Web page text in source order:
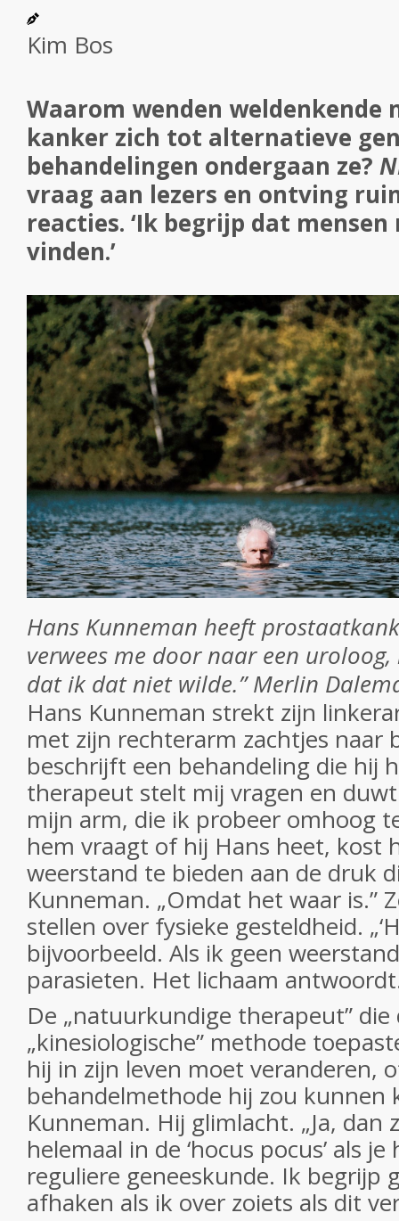
Kim Bos
Waarom wenden weldenkende
kanker zich tot alternatieve
behandelingen ondergaan ze?
vraag aan lezers en ontving
reacties. ‘Ik begrijp dat
vinden.’
Hans Kunneman heeft
verwees me door naar een
dat ik dat niet wilde.” Merlin
Hans Kunneman strekt zijn
met zijn rechterarm zachtjes naar
beschrijft een behandeling die hij
therapeut stelt mij vragen en
mijn arm, die ik probeer omhoog
hem vraagt of hij Hans heet, kost
weerstand te bieden aan de druk
Kunneman. „Omdat het waar is.”
stellen over fysieke gesteldheid.
bijvoorbeeld. Als ik geen
parasieten. Het lichaam
De „natuurkundige therapeut” die
„kinesiologische” methode
hij in zijn leven moet veranderen,
behandelmethode hij zou kunnen
Kunneman. Hij glimlacht. „Ja, dan
helemaal in de ‘hocus pocus’ als
reguliere geneeskunde. Ik begrijp
afhaken als ik over zoiets als dit